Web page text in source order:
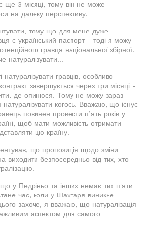
ще 3 місяці, тому він не може
на далеку перспективу.
тому що для мене дуже
є український паспорт - тоді я можу
гравця національної збірної.
натуралізувати...
гравців, особливо
завершується через три місяці -
де опинюся. Тому не можу зараз
когось. Вважаю, що існує
повинен провести п’ять років у
щоб мати можливість отримати
цю країну.
що пропозиція щодо зміни
виходити безпосередньо від тих, хто
у Педріньо та інших немає тих п'яти
час, коли у Шахтаря виникне
захоче, я вважаю, що натуралізація
аспектом для самого